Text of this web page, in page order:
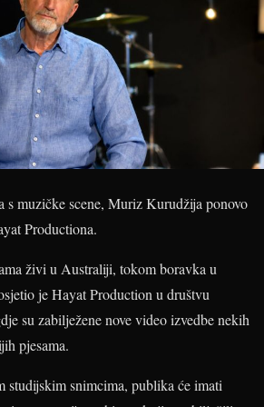
s muzičke scene, Muriz Kurudžija ponovo
Productiona.
živi u Australiji, tokom boravka u
je Hayat Production u društvu
su zabilježene nove video izvedbe nekih
pjesama.
studijskim snimcima, publika će imati